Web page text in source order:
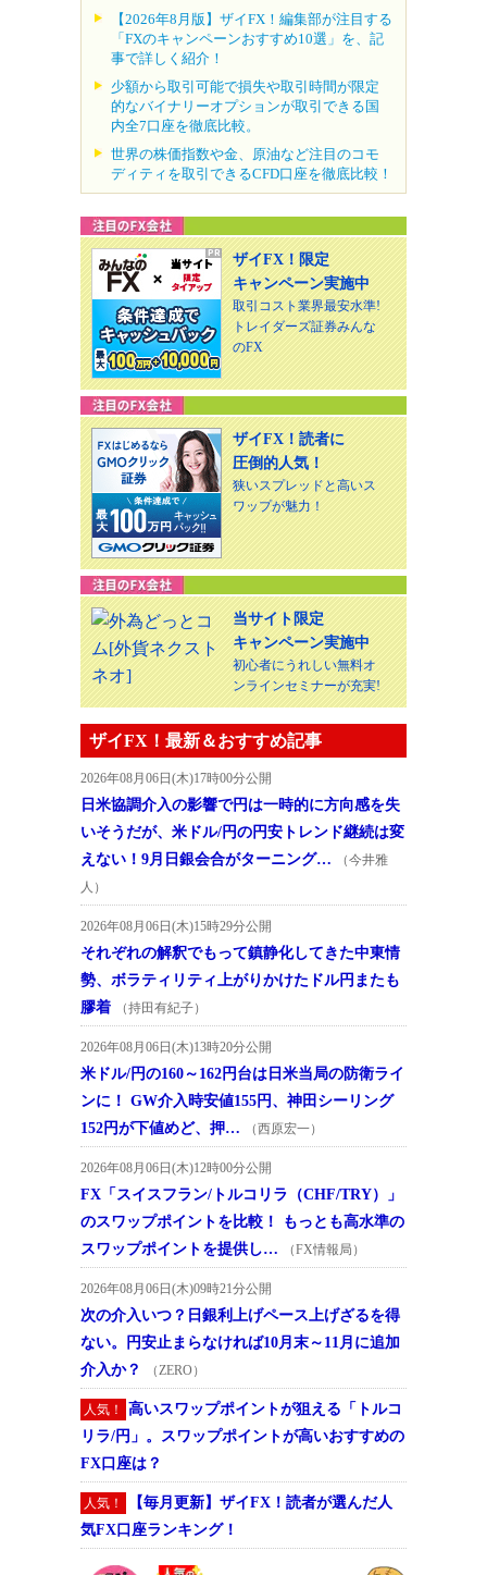
【2026年8月版】ザイFX！編集部が注目する
「FXのキャンペーンおすすめ10選」を、記
事で詳しく紹介！
少額から取引可能で損失や取引時間が限定
的なバイナリーオプションが取引できる国
内全7口座を徹底比較。
世界の株価指数や金、原油など注目のコモ
ディティを取引できるCFD口座を徹底比較！
ザイFX！限定
キャンペーン実施中
取引コスト業界最安水準!
トレイダーズ証券みんな
のFX
ザイFX！読者に
圧倒的人気！
狭いスプレッドと高いス
ワップが魅力！
当サイト限定
キャンペーン実施中
初心者にうれしい無料オ
ンラインセミナーが充実!
ザイFX！最新＆おすすめ記事
2026年08月06日(木)17時00分公開
日米協調介入の影響で円は一時的に方向感を失
いそうだが、米ドル/円の円安トレンド継続は変
えない！9月日銀会合がターニング…
（今井雅
人）
2026年08月06日(木)15時29分公開
それぞれの解釈でもって鎮静化してきた中東情
勢、ボラティリティ上がりかけたドル円またも
膠着
（持田有紀子）
2026年08月06日(木)13時20分公開
米ドル/円の160～162円台は日米当局の防衛ライ
ンに！ GW介入時安値155円、神田シーリング
152円が下値めど、押…
（西原宏一）
2026年08月06日(木)12時00分公開
FX「スイスフラン/トルコリラ（CHF/TRY）」
のスワップポイントを比較！ もっとも高水準の
スワップポイントを提供し…
（FX情報局）
2026年08月06日(木)09時21分公開
次の介入いつ？日銀利上げペース上げざるを得
ない。円安止まらなければ10月末～11月に追加
介入か？
（ZERO）
人気！
高いスワップポイントが狙える「トルコ
リラ/円」。スワップポイントが高いおすすめの
FX口座は？
人気！
【毎月更新】ザイFX！読者が選んだ人
気FX口座ランキング！